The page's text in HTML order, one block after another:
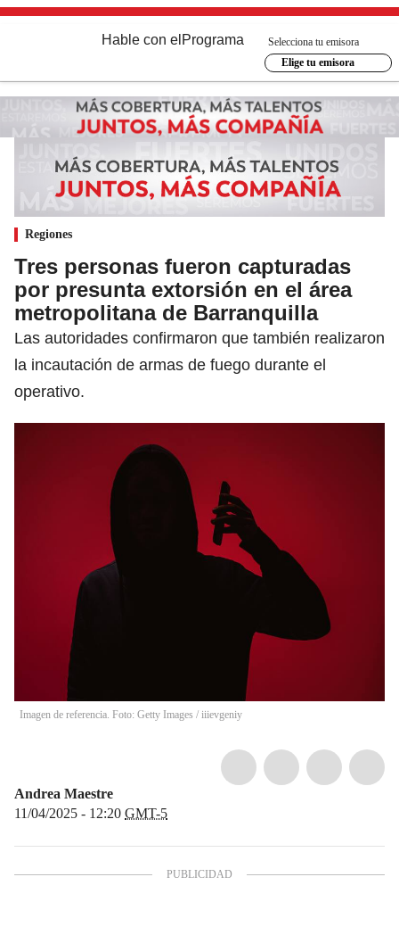
Hable con el Programa
Selecciona tu emisora
Elige tu emisora
Regiones
Tres personas fueron capturadas
por presunta extorsión en el área
metropolitana de Barranquilla
Las autoridades confirmaron que también realizaron
la incautación de armas de fuego durante el
operativo.
Imagen de referencia. Foto: Getty Images / iiievgeniy
Andrea Maestre
11/04/2025 - 12:20 GMT-5